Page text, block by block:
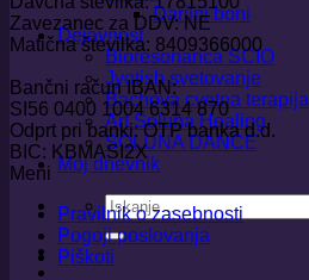
Darilni boni
Dejavnost
Bioresonanca SCIO
Jyotish svetovanje
Bachova cvetna terapija
Art Soluna Healing
SOLUNA DANCE
Moj dnevnik
Išči:
Zavezanec za DDV: NE
Matična številka: 8409366000
Bančni račun IBAN:
SI56 0400 1004 6314 870
Odprt pri banki: OTP banka d.d.
BIC: KBMASI2X
Meni
Pravilnik o zasebnosti
Pogoji poslovanja
Piškoti